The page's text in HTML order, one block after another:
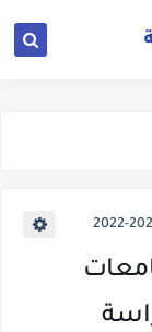
2022 للدراسة